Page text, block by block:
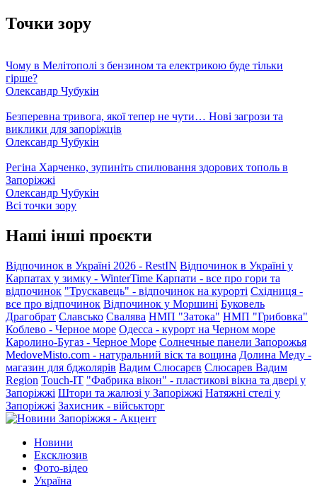
Точки зору
Чому в Мелітополі з бензином та електрикою буде тільки
гірше?
Олександр Чубукін
Безперевна тривога, якої тепер не чути… Нові загрози та
виклики для запоріжців
Олександр Чубукін
Регіна Харченко, зупиніть спилювання здорових тополь в
Запоріжжі
Олександр Чубукін
Всі точки зору
Наші інші проєкти
Відпочинок в Україні 2026 - RestIN Відпочинок в Україні у
Карпатах у зимку - WinterTime Карпати - все про гори та
відпочинок "Трускавець" - відпочинок на курорті Східниця -
все про відпочинок Відпочинок у Моршині Буковель
Драгобрат Славсько Свалява НМП "Затока" НМП "Грибовка"
Коблево - Черное море Одесса - курорт на Черном море
Каролино-Бугаз - Черное Море Солнечные панели Запорожья
MedoveMisto.com - натуральний віск та вощина Долина Меду -
магазин для бджолярів Вадим Слюсарєв Слюсарев Вадим
Region Touch-IT "Фабрика вікон" - пластикові вікна та двері у
Запоріжжі Штори та жалюзі у Запоріжжі Натяжні стелі у
Запоріжжі Захисник - військторг
Новини
Ексклюзив
Фото-відео
Україна